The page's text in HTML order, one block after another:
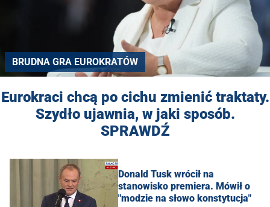
BRUDNA GRA EUROKRATÓW
Eurokraci chcą po cichu zmienić traktaty.
Szydło ujawnia, w jaki sposób.
SPRAWDŹ
Donald Tusk wrócił na
stanowisko premiera. Mówił o
"modzie na słowo konstytucja"